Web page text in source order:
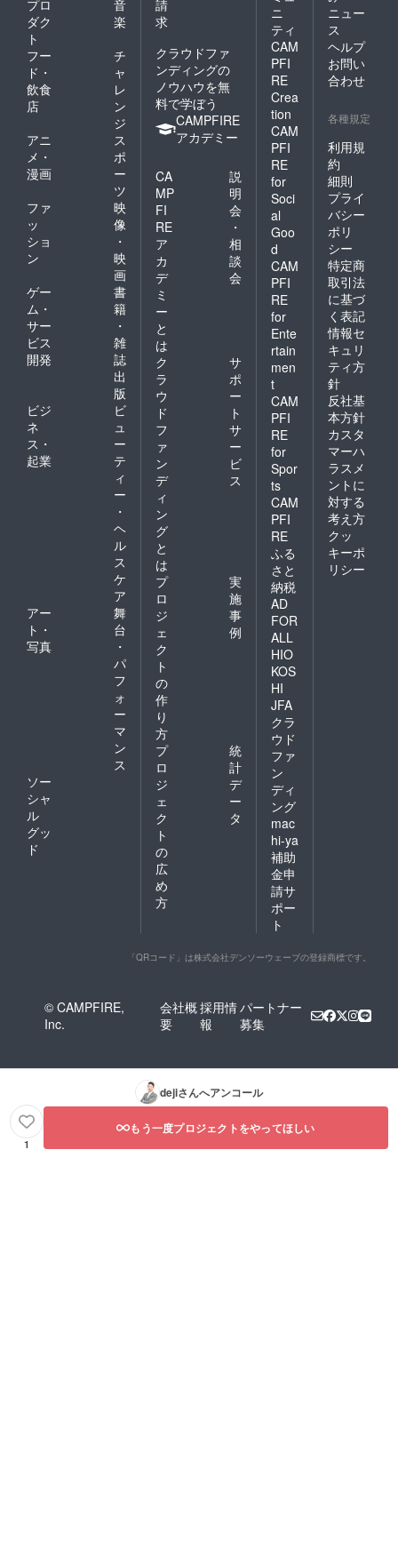
プロ
ダク
ト
音
楽
フー
ド・
飲食
店
チ
ャ
レ
ン
ジ
アニ
メ・
漫画
ス
ポ
ー
ツ
ファ
ッ
ショ
ン
映
像
・
映
画
ゲー
ム・
サー
ビス
開発
書
籍
・
雑
誌
出
版
ビジ
ネ
ス・
起業
ビ
ュ
ー
テ
ィ
ー
・
ヘ
ル
ス
ケ
ア
アー
ト・
写真
舞
台
・
パ
フ
ォ
ー
マ
ン
ス
ソー
シャ
ル
グッ
ド
請
求
クラウドファ
ンディングの
ノウハウを無
料で学ぼう
CAMPFIRE
アカデミー
CA
MP
FI
RE
ア
カ
デ
ミ
ー
と
は
説
明
会
・
相
談
会
ク
ラ
ウ
ド
フ
ァ
ン
デ
ィ
ン
グ
と
は
サ
ポ
ー
ト
サ
ー
ビ
ス
プ
ロ
ジ
ェ
ク
ト
の
作
り
方
実
施
事
例
プ
ロ
ジ
ェ
ク
ト
の
広
め
方
統
計
デ
ー
タ
ニ
ティ
CAM
PFI
RE
Crea
tion
CAM
PFI
RE
for
Soci
al
Goo
d
CAM
PFI
RE
for
Ente
rtain
men
t
CAM
PFI
RE
for
Spor
ts
CAM
PFI
RE
ふる
さと
納税
AD
FOR
ALL
HIO
KOS
HI
JFA
クラ
ウド
ファ
ン
ディ
ング
mac
hi-ya
補助
金申
請サ
ポー
ト
ニュー
ス
ヘルプ
お問い
合わせ
各種規定
利用規
約
細則
プライ
バシー
ポリ
シー
特定商
取引法
に基づ
く表記
情報セ
キュリ
ティ方
針
反社基
本方針
カスタ
マーハ
ラスメ
ントに
対する
考え方
クッ
キーポ
リシー
「QRコード」は株式会社デンソーウェーブの登録商標です。
© CAMPFIRE,
Inc.
会社概
要
採用情
報
パートナー
募集
dejiさんへアンコール
1
もう一度プロジェクトをやってほしい